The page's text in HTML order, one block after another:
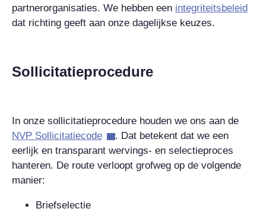
partnerorganisaties. We hebben een integriteitsbeleid
dat richting geeft aan onze dagelijkse keuzes.
Sollicitatieprocedure
In onze sollicitatieprocedure houden we ons aan de
NVP Sollicitatiecode
. Dat betekent dat we een
eerlijk en transparant wervings- en selectieproces
hanteren. De route verloopt grofweg op de volgende
manier:
Briefselectie